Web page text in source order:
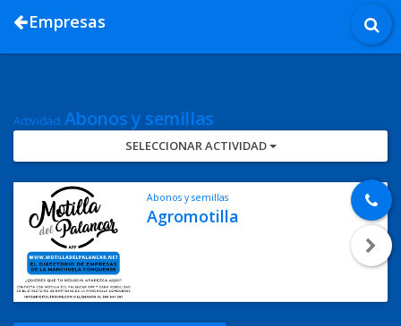
Empresas
Actividad: Abonos y semillas
SELECCIONAR ACTIVIDAD
Abonos y semillas
Agromotilla